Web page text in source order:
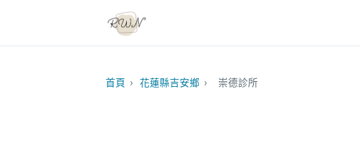
首頁 › 花蓮縣吉安鄉 › 崇德診所